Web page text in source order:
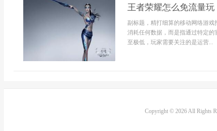
王者荣耀怎么免流量
副标题，精打细算的移动网络游
消耗任何数据，而是指通过特定
至极低，玩家需要关注的是运营...
Copyright © 2026 All Rights